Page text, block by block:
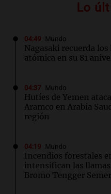
Lo
04:49 Mundo
Nagasaki recuerda
atómica en su 81
04:37 Mundo
Hutíes de Yemen
Aramco en Arabia
región
04:19 Mundo
Incendios forestales
intensifican las
Bromo Tengger